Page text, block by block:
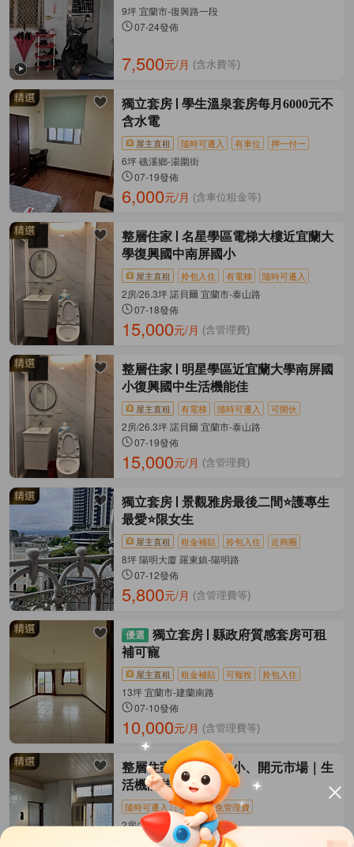
9坪 宜蘭市-復興路一段
07-24發佈
7,500元/月 (含水費等)
獨立套房
學生溫泉套房每月6000元不
含水電
屋主直租 隨時可遷入 有車位 押一付一
6坪 礁溪鄉-湯圍街
07-19發佈
6,000元/月 (含車位租金等)
整層住家
名星學區電梯大樓近宜蘭大
學復興國中南屏國小
屋主直租 拎包入住 有電梯 隨時可遷入
2房/26.3坪 諾貝爾 宜蘭市-泰山路
07-18發佈
15,000元/月 (含管理費)
整層住家
明星學區近宜蘭大學南屏國
小復興國中生活機能佳
屋主直租 有電梯 隨時可遷入 可開伙
2房/26.3坪 諾貝爾 宜蘭市-泰山路
07-19發佈
15,000元/月 (含管理費)
獨立套房
景觀雅房最後二間⭐護專生
最愛⭐限女生
屋主直租 租金補貼 拎包入住 近商圈
8坪 陽明大廈 羅東鎮-陽明路
07-12發佈
5,800元/月 (含管理費等)
獨立套房
縣政府質感套房可租
補可寵
屋主直租 租金補貼 可報稅 拎包入住
13坪 宜蘭市-建蘭南路
07-10發佈
10,000元/月 (含管理費等)
整層住家
近羅東國小、開元市場｜生
活機能佳優質套房
隨時可遷入 可開伙 免管理費
2房/20坪 羅東鎮-清潭路
07-10發佈